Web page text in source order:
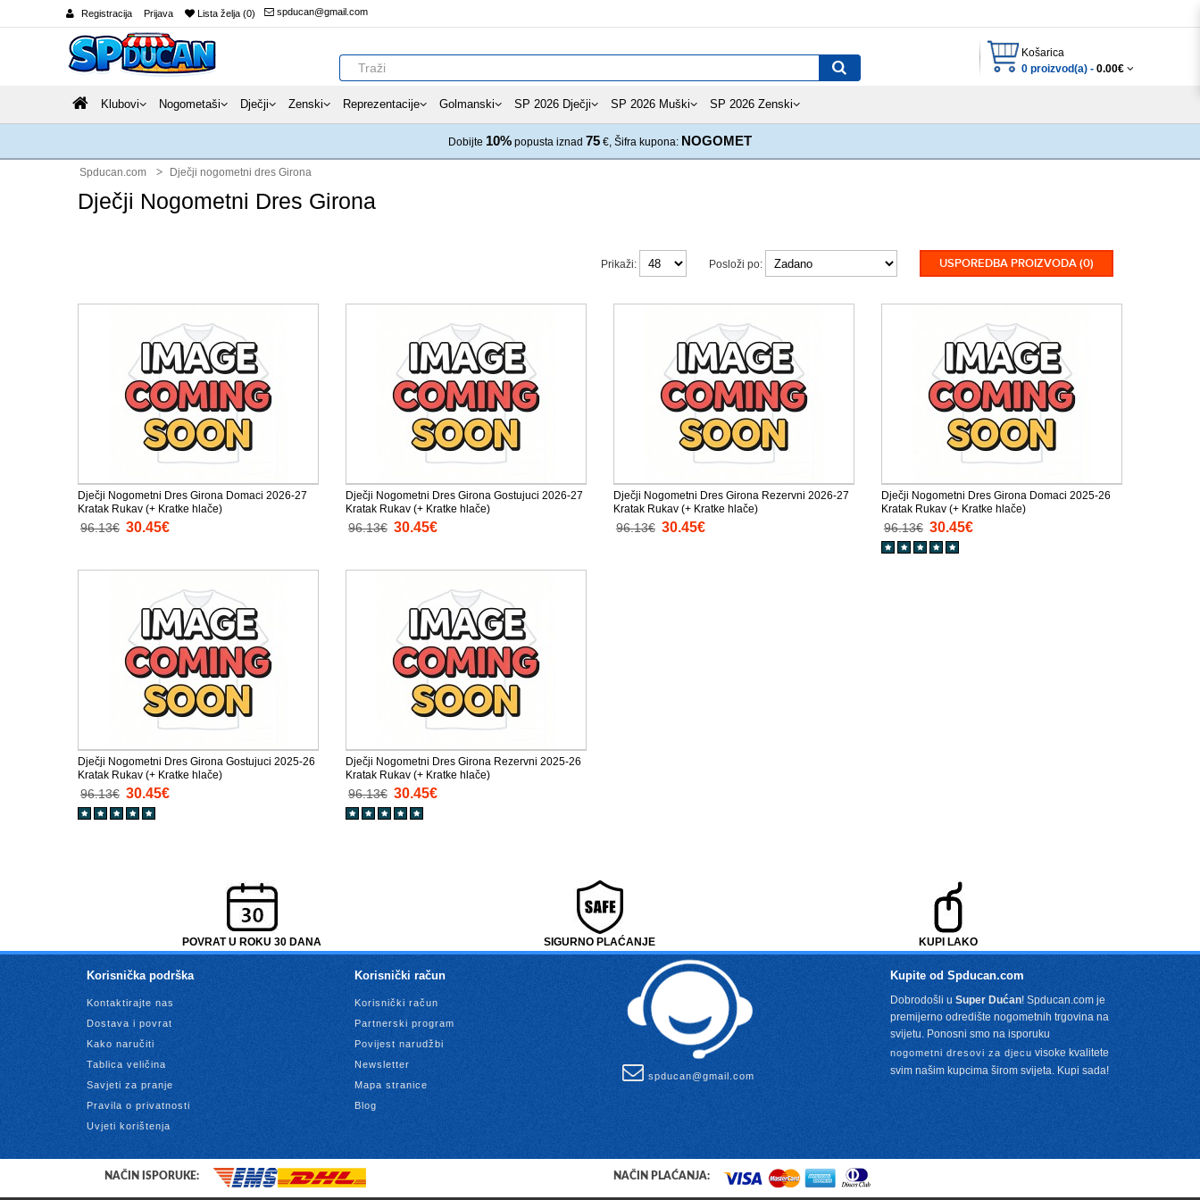
Registracija Prijava Lista želja (0) spducan@gmail.com
Košarica
0 proizvod(a) - 0.00€
Klubovi Nogometaši Dječji Zenski Reprezentacije Golmanski SP 2026 Dječji SP 2026 Muški SP 2026 Zenski
Dobijte 10% popusta iznad 75 €, Šifra kupona: NOGOMET
Spducan.com Dječji nogometni dres Girona
Dječji Nogometni Dres Girona
USPOREDBA PROIZVODA (0)
Posloži po:
Prikaži:
Dječji Nogometni Dres Girona Domaci 2026-27
Kratak Rukav (+ Kratke hlače)
96.13€ 30.45€
Dječji Nogometni Dres Girona Gostujuci 2026-27
Kratak Rukav (+ Kratke hlače)
96.13€ 30.45€
Dječji Nogometni Dres Girona Rezervni 2026-27
Kratak Rukav (+ Kratke hlače)
96.13€ 30.45€
Dječji Nogometni Dres Girona Domaci 2025-26
Kratak Rukav (+ Kratke hlače)
96.13€ 30.45€
Dječji Nogometni Dres Girona Gostujuci 2025-26
Kratak Rukav (+ Kratke hlače)
96.13€ 30.45€
Dječji Nogometni Dres Girona Rezervni 2025-26
Kratak Rukav (+ Kratke hlače)
96.13€ 30.45€
POVRAT U ROKU 30 DANA SIGURNO PLAĆANJE KUPI LAKO
Korisnička podrška
Kontaktirajte nas
Dostava i povrat
Kako naručiti
Tablica veličina
Savjeti za pranje
Pravila o privatnosti
Uvjeti korištenja
Korisnički račun
Korisnički račun
Partnerski program
Povijest narudžbi
Newsletter
Mapa stranice
Blog
spducan@gmail.com
Kupite od Spducan.com
Dobrodošli u Super Dućan! Spducan.com je
premijerno odredište nogometnih trgovina na
svijetu. Ponosni smo na isporuku
nogometni dresovi za djecu visoke kvalitete
svim našim kupcima širom svijeta. Kupi sada!
NAČIN ISPORUKE: NAČIN PLAĆANJA: